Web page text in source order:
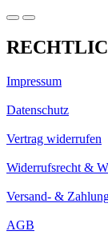
Impressum
Datenschutz
Vertrag widerrufen
Widerrufsrecht &
Versand- &
AGB